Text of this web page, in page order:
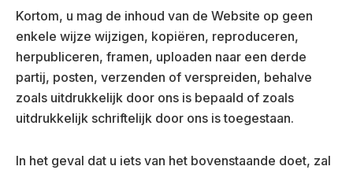
Kortom, u mag de inhoud van de Website op geen
enkele wijze wijzigen, kopiëren, reproduceren,
herpubliceren, framen, uploaden naar een derde
partij, posten, verzenden of verspreiden, behalve
zoals uitdrukkelijk door ons is bepaald of zoals
uitdrukkelijk schriftelijk door ons is toegestaan.
In het geval dat u iets van het bovenstaande doet, zal